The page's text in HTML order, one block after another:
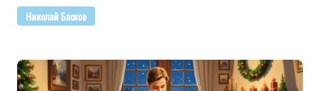
Николай Басков